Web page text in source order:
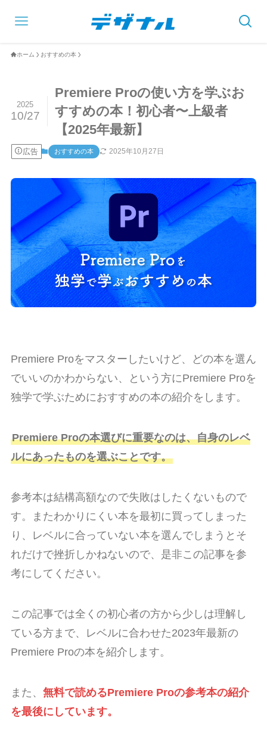
ホーム おすすめの本
Premiere Proの使い方を学ぶお
すすめの本！初心者〜上級者
【2025年最新】
2025
10/27
広告 おすすめの本 2025年10月27日
Premiere Proをマスターしたいけど、どの本を選ん
でいいのかわからない、という方にPremiere Proを
独学で学ぶためにおすすめの本の紹介をします。
Premiere Proの本選びに重要なのは、自身のレベ
ルにあったものを選ぶことです。
参考本は結構高額なので失敗はしたくないもので
す。またわかりにくい本を最初に買ってしまった
り、レベルに合っていない本を選んでしまうとそ
れだけで挫折しかねないので、是非この記事を参
考にしてください。
この記事では全くの初心者の方から少しは理解し
ている方まで、レベルに合わせた2023年最新の
Premiere Proの本を紹介します。
また、 無料で読めるPremiere Proの参考本の紹介
を最後にしています。